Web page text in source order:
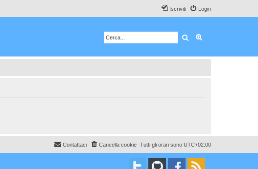
Login
Iscriviti
Cerca
Tutti gli orari sono UTC+02:00
Cancella cookie
Contattaci